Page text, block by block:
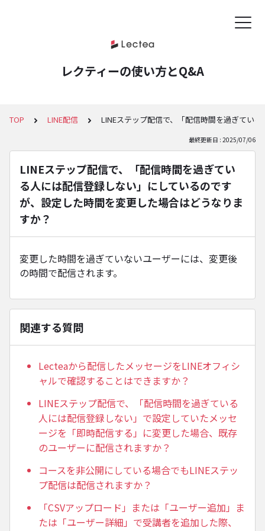
レクティーの使い方とQ&A
TOP LINE配信 LINEステップ配信で、「配信時間を過ぎてい
最終更新日 : 2025/07/06
LINEステップ配信で、「配信時間を過ぎてい
る⼈には配信登録しない」にしているのです
が、設定した時間を変更した場合はどうなりま
すか？
変更した時間を過ぎていないユーザーには、変更後
の時間で配信されます。
関連する質問
Lecteaから配信したメッセージをLINEオフィシ
ャルで確認することはできますか？
LINEステップ配信で、「配信時間を過ぎている
⼈には配信登録しない」で設定していたメッセ
ージを「即時配信する」に変更した場合、既存
のユーザーに配信されますか？
コースを非公開にしている場合でもLINEステッ
プ配信は配信されますか？
「CSVアップロード」または「ユーザー追加」ま
たは「ユーザー詳細」で受講者を追加した際、